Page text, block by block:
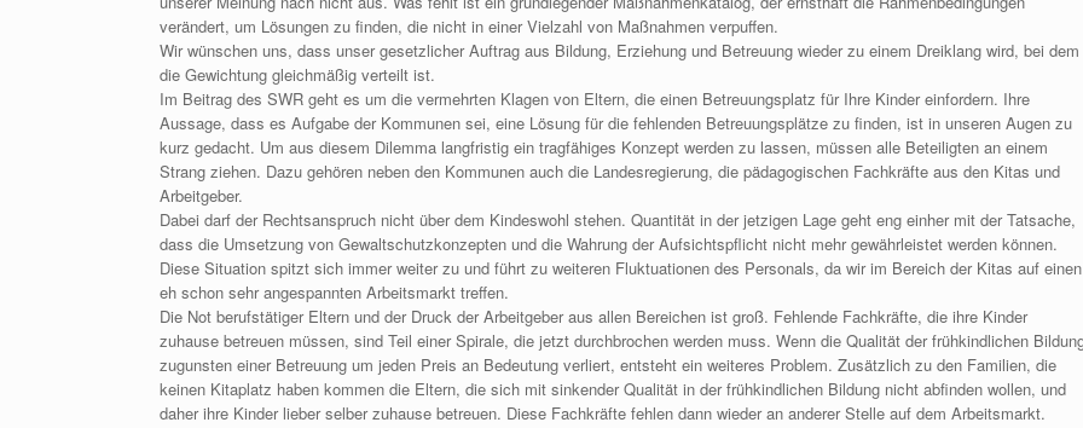
verändert, um Lösungen zu finden, die nicht in einer Vielzahl von Maßnahmen verpuffen.
Wir wünschen uns, dass unser gesetzlicher Auftrag aus Bildung, Erziehung und Betreuung wieder zu einem Dreiklang wird, bei dem
die Gewichtung gleichmäßig verteilt ist.
Im Beitrag des SWR geht es um die vermehrten Klagen von Eltern, die einen Betreuungsplatz für Ihre Kinder einfordern. Ihre
Aussage, dass es Aufgabe der Kommunen sei, eine Lösung für die fehlenden Betreuungsplätze zu finden, ist in unseren Augen zu
kurz gedacht. Um aus diesem Dilemma langfristig ein tragfähiges Konzept werden zu lassen, müssen alle Beteiligten an einem
Strang ziehen. Dazu gehören neben den Kommunen auch die Landesregierung, die pädagogischen Fachkräfte aus den Kitas und
Arbeitgeber.
Dabei darf der Rechtsanspruch nicht über dem Kindeswohl stehen. Quantität in der jetzigen Lage geht eng einher mit der Tatsache,
dass die Umsetzung von Gewaltschutzkonzepten und die Wahrung der Aufsichtspflicht nicht mehr gewährleistet werden können.
Diese Situation spitzt sich immer weiter zu und führt zu weiteren Fluktuationen des Personals, da wir im Bereich der Kitas auf einen
eh schon sehr angespannten Arbeitsmarkt treffen.
Die Not berufstätiger Eltern und der Druck der Arbeitgeber aus allen Bereichen ist groß. Fehlende Fachkräfte, die ihre Kinder
zuhause betreuen müssen, sind Teil einer Spirale, die jetzt durchbrochen werden muss. Wenn die Qualität der frühkindlichen
zugunsten einer Betreuung um jeden Preis an Bedeutung verliert, entsteht ein weiteres Problem. Zusätzlich zu den Familien, die
keinen Kitaplatz haben kommen die Eltern, die sich mit sinkender Qualität in der frühkindlichen Bildung nicht abfinden wollen, und
daher ihre Kinder lieber selber zuhause betreuen. Diese Fachkräfte fehlen dann wieder an anderer Stelle auf dem Arbeitsmarkt.